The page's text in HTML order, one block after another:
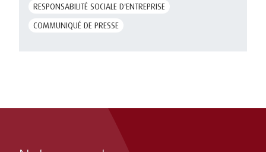
RESPONSABILITÉ SOCIALE D'ENTREPRISE
COMMUNIQUÉ DE PRESSE